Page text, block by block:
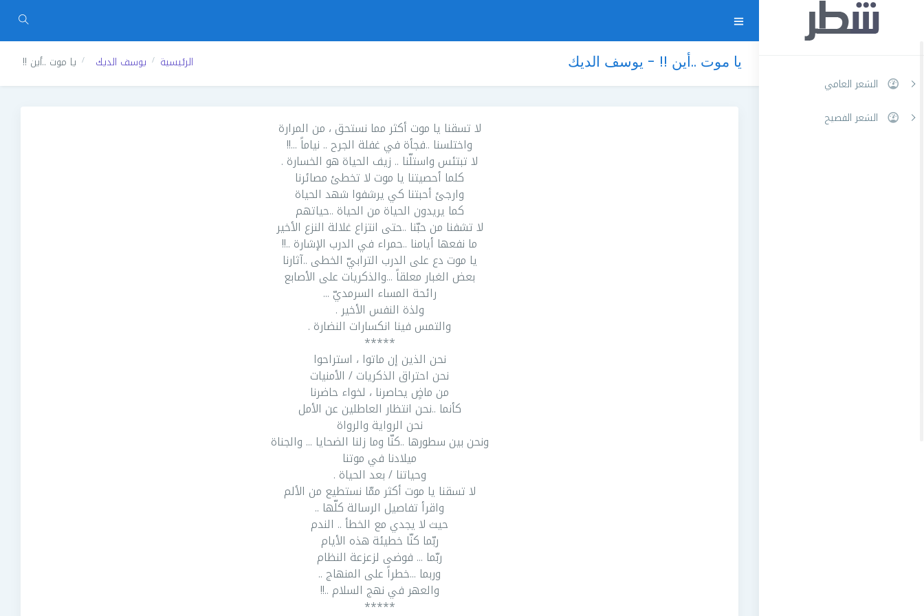
الشعر العامي
الشعر الفصيح
يا موت ..أين !! - يوسف الديك الرئيسية يوسف الديك يا موت ..أين !!
لا تسقنا يا موت أكثر مما نستحق ، من المرارة
واختلسنا ..فجأة في غفلة الجرح .. نياماً ...!!
لا تبتئس واستلّنا .. زيف الحياة هو الخسارة .
كلما أحصيتنا يا موت لا تخطئ مصائرنا
وارجئ أحبتنا كي يرشفوا شهد الحياة
كما يريدون الحياة من الحياة ..حياتهم
لا تشفنا من حبّنا ..حتى انتزاع غلالة النزع الأخير
ما نفعها أيامنا ..حمراء في الدرب الإشارة ..!!
يا موت دع على الدرب الترابيّ الخطى ..آثارنا
بعض الغبار معلقاً ...والذكريات على الأصابع
رائحة المساء السرمديّ ...
ولذة النفس الأخير .
والتمس فينا انكسارات النضارة .
*****
نحن الذين إن ماتوا ، استراحوا
نحن احتراق الذكريات / الأمنيات
من ماضٍ يحاصرنا ، لخواء حاضرنا
كأنما ..نحن انتظار العاطلين عن الأمل
نحن الرواية والرواة
ونحن بين سطورها ..كنّا وما زلنا الضحايا ... والجناة
ميلادنا في موتنا
وحياتنا / بعد الحياة .
لا تسقنا يا موت أكثر ممّا نستطيع من الألم
واقرأ تفاصيل الرسالة كلّها ..
حيث لا يجدي مع الخطأ .. الندم
ربّما كنّا خطيئة هذه الأيام
ربّما ... فوضى لزعزعة النظام
وربما ...خطراً على المنهاج ..
والعهر في نهج السلام ..!!
*****